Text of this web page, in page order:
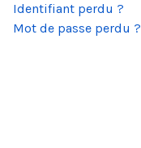
Identifiant perdu ?
Mot de passe perdu ?